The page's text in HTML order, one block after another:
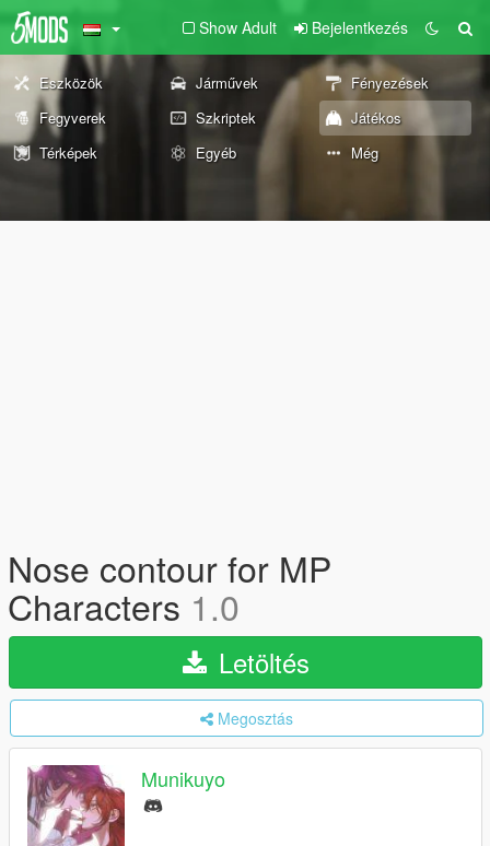
Show Adult Bejelentkezés
Eszközök Járművek
Fényezések
Fegyverek
Szkriptek
Játékos
Térképek
Egyéb Még
Nose contour for MP
Characters 1.0
Letöltés
Megosztás
Munikuyo